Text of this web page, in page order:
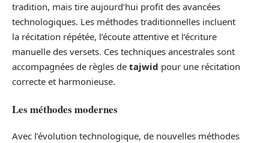
tradition, mais tire aujourd’hui profit des avancées
technologiques. Les méthodes traditionnelles incluent
la récitation répétée, l’écoute attentive et l’écriture
manuelle des versets. Ces techniques ancestrales sont
accompagnées de règles de tajwid pour une récitation
correcte et harmonieuse.
Les méthodes modernes
Avec l’évolution technologique, de nouvelles méthodes